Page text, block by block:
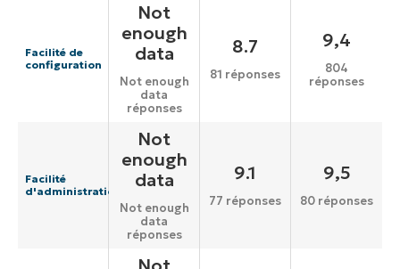
Facilité de
configuration
Not
enough
data
Not enough
data
réponses
8.7
81 réponses
9,4
804
réponses
Facilité
d'administration
Not
enough
data
Not enough
data
réponses
9.1
77 réponses
9,5
80 réponses